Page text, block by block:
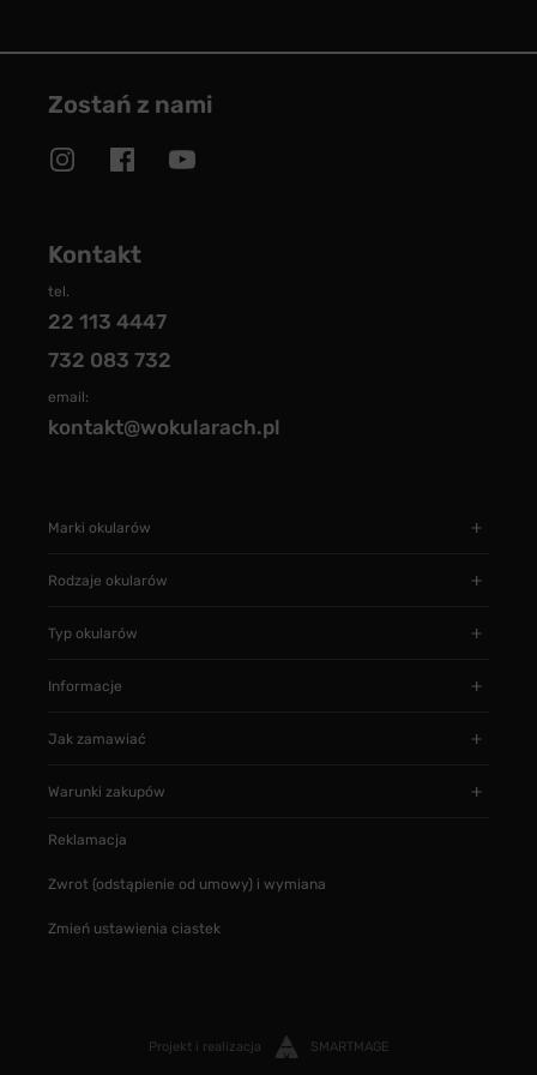
Zostań z nami
Kontakt
tel.
22 113 4447
732 083 732
email:
kontakt@wokularach.pl
Marki okularów
Rodzaje okularów
Typ okularów
Informacje
Jak zamawiać
Warunki zakupów
Reklamacja
Zwrot (odstąpienie od umowy) i wymiana
Zmień ustawienia ciastek
Projekt i realizacja SMARTMAGE